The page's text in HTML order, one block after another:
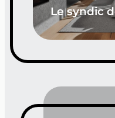
Le syndic